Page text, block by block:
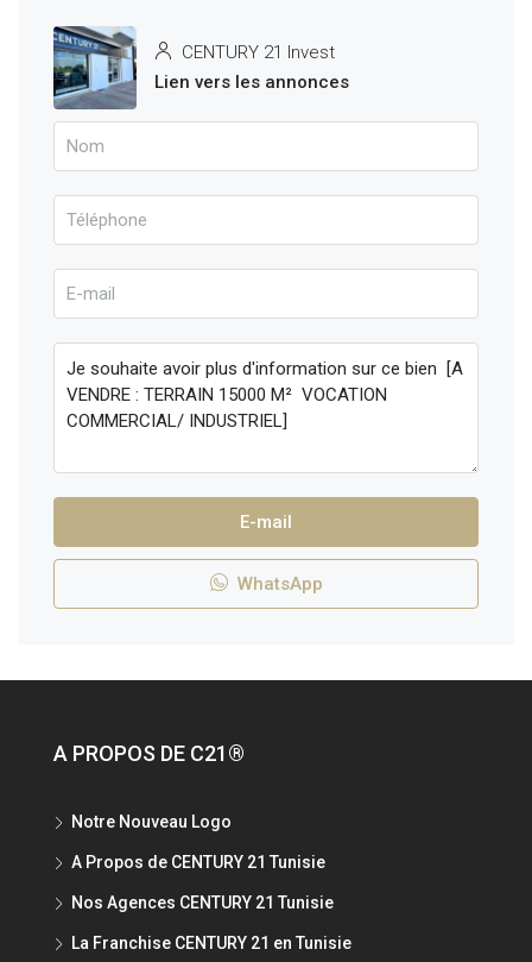
CENTURY 21 Invest
Lien vers les annonces
E-mail
WhatsApp
A PROPOS DE C21®
Notre Nouveau Logo
A Propos de CENTURY 21 Tunisie
Nos Agences CENTURY 21 Tunisie
La Franchise CENTURY 21 en Tunisie